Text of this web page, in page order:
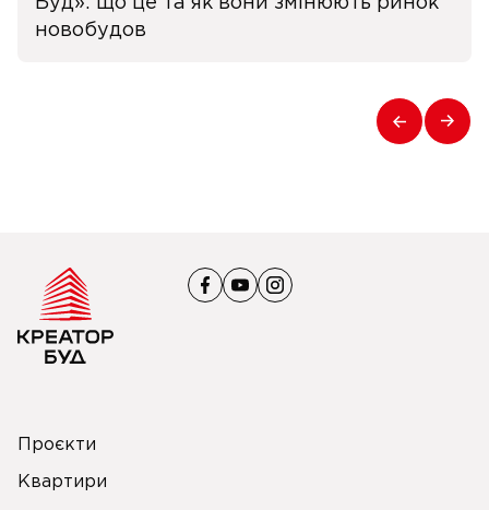
Буд»: що це та як вони змінюють ринок
новобудов
Проєкти
Квартири